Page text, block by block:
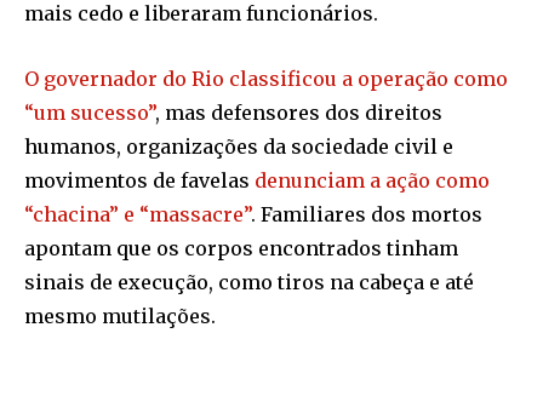
mais cedo e liberaram funcionários.
O governador do Rio classificou a operação como
“um sucesso”, mas defensores dos direitos
humanos, organizações da sociedade civil e
movimentos de favelas denunciam a ação como
“chacina” e “massacre”. Familiares dos mortos
apontam que os corpos encontrados tinham
sinais de execução, como tiros na cabeça e até
mesmo mutilações.